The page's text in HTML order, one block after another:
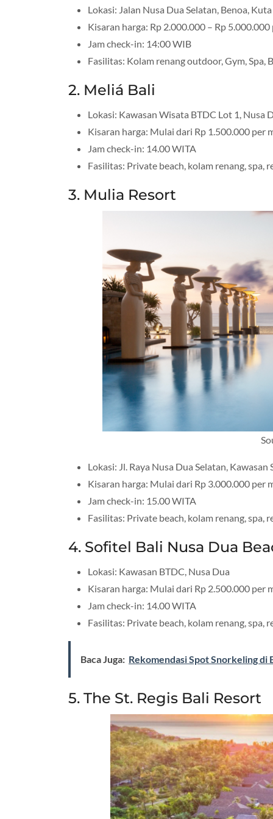
Lokasi: Jalan Nusa Dua Selatan, Benoa,
Kisaran harga: Rp 2.000.000 – Rp 5.000.000
Jam check-in: 14:00 WIB
Fasilitas: Kolam renang outdoor, Gym, Spa,
2. Meliá Bali
Lokasi: Kawasan Wisata BTDC Lot 1, Nusa
Kisaran harga: Mulai dari Rp 1.500.000 per
Jam check-in: 14.00 WITA
Fasilitas: Private beach, kolam renang, spa,
3. Mulia Resort
Lokasi: Jl. Raya Nusa Dua Selatan, Kawasan
Kisaran harga: Mulai dari Rp 3.000.000 per
Jam check-in: 15.00 WITA
Fasilitas: Private beach, kolam renang, spa,
4. Sofitel Bali Nusa Dua
Lokasi: Kawasan BTDC, Nusa Dua
Kisaran harga: Mulai dari Rp 2.500.000 per
Jam check-in: 14.00 WITA
Fasilitas: Private beach, kolam renang, spa,
Baca Juga: Rekomendasi Spot Snorkeling di
5. The St. Regis Bali Resort